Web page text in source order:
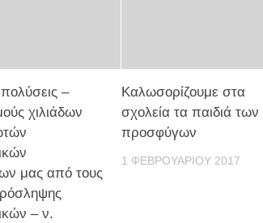
–
χιλιάδων
μας από τους
– ν.
Καλωσορίζουμε στα
σχολεία τα παιδιά των
προσφύγων
1 ΦΕΒΡΟΥΑΡΊΟΥ 2017